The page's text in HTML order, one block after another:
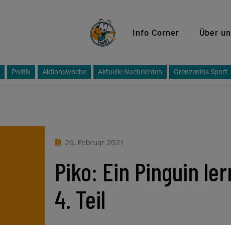
GeKi Info Corner Über
Politik Aktionswoche Aktuelle Nachrichten Grenzenlos Sport
26. Februar 2021
Piko: Ein Pinguin
4. Teil